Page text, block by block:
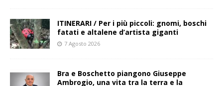
ITINERARI / Per i più piccoli: gnomi, boschi
fatati e altalene d’artista giganti
7 Agosto 2026
Bra e Boschetto piangono Giuseppe
Ambrogio, una vita tra la terra e la